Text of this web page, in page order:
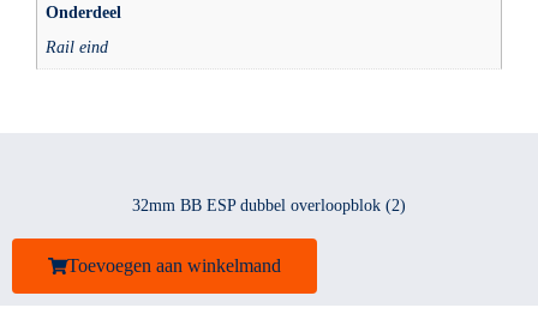
Onderdeel
Rail eind
32mm BB ESP dubbel overloopblok (2)
Toevoegen aan winkelmand